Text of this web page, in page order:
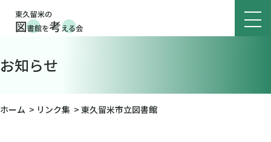
お知らせ
ホーム > リンク集 > 東久留米市立図書館